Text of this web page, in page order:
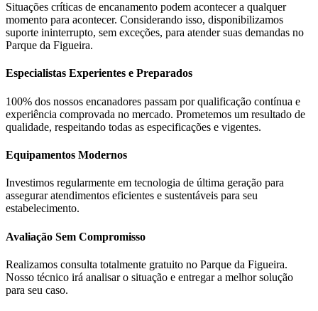
Situações críticas de encanamento podem acontecer a qualquer
momento para acontecer. Considerando isso, disponibilizamos
suporte ininterrupto, sem exceções, para atender suas demandas no
Parque da Figueira.
Especialistas Experientes e Preparados
100% dos nossos encanadores passam por qualificação contínua e
experiência comprovada no mercado. Prometemos um resultado de
qualidade, respeitando todas as especificações e vigentes.
Equipamentos Modernos
Investimos regularmente em tecnologia de última geração para
assegurar atendimentos eficientes e sustentáveis para seu
estabelecimento.
Avaliação Sem Compromisso
Realizamos consulta totalmente gratuito no Parque da Figueira.
Nosso técnico irá analisar o situação e entregar a melhor solução
para seu caso.